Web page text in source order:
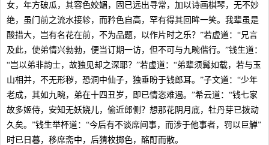
女，年方破瓜，其容色姣媚，固已远出寻常，加以诗画棋琴，无不妙
绝，虽门前之流水接轸，而矜色自高，罕有得其回眸一笑。我辈虽是
酸措大，岂有名花在前，不为品题，以作片时之乐？”若虚道：“兄言
及此，使弟情兴勃勃，便当订期一访，但不可与九畹偕行。”钱生道：
“岂以弟非韵士，故独见却之深耶？”若虚道：“弟辈须髯如载，若与玉
山相并，不无形秽，恐洞中仙子，独垂盼于钱郎耳。”子文道：“少年
老成，其如九畹，弟在十四丑岁，即已情恣难遏。”希云道：“钱七家
故多姬侍，安知无妖娆儿，偷近郎侧？想那花阴月底，牡丹芽已拨动
久矣。”钱生举杯道：“今后有不谈席间事，而涉于他事者，罚以巨觯”
时已日暮，移席斋中，后猜枚掷色，酩酊而散。